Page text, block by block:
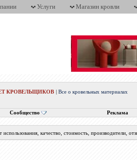
Услуги Магазин кровли
КРОВЕЛЬЩИКОВ |Все о кровельных материалах
Сообщество Реклама
качество, стоимость, производители,